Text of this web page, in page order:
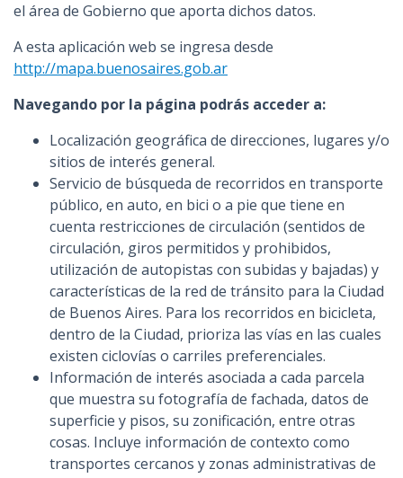
el área de Gobierno que aporta dichos datos.
A esta aplicación web se ingresa desde
http://mapa.buenosaires.gob.ar
Navegando por la página podrás acceder a:
Localización geográfica de direcciones, lugares y/o
sitios de interés general.
Servicio de búsqueda de recorridos en transporte
público, en auto, en bici o a pie que tiene en
cuenta restricciones de circulación (sentidos de
circulación, giros permitidos y prohibidos,
utilización de autopistas con subidas y bajadas) y
características de la red de tránsito para la Ciudad
de Buenos Aires. Para los recorridos en bicicleta,
dentro de la Ciudad, prioriza las vías en las cuales
existen ciclovías o carriles preferenciales.
Información de interés asociada a cada parcela
que muestra su fotografía de fachada, datos de
superficie y pisos, su zonificación, entre otras
cosas. Incluye información de contexto como
transportes cercanos y zonas administrativas de